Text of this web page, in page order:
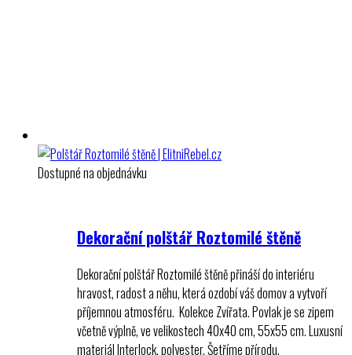
Dostupné na objednávku
Dekorační polštář Roztomilé štěně
Dekorační polštář Roztomilé štěně přináší do interiéru
hravost, radost a něhu, která ozdobí váš domov a vytvoří
příjemnou atmosféru. Kolekce Zvířata. Povlak je se zipem
včetně výplně, ve velikostech 40x40 cm, 55x55 cm. Luxusní
materiál Interlock, polyester. Šetříme přírodu,